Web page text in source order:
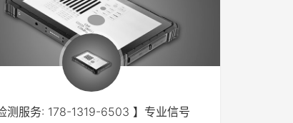
检测服务: 178-1319-6503 】专业信号